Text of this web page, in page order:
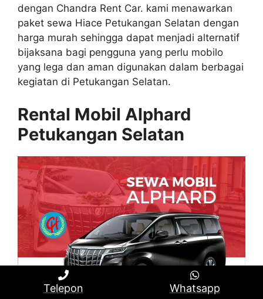
dengan Chandra Rent Car. kami menawarkan
paket sewa Hiace Petukangan Selatan dengan
harga murah sehingga dapat menjadi alternatif
bijaksana bagi pengguna yang perlu mobilo
yang lega dan aman digunakan dalam berbagai
kegiatan di Petukangan Selatan.
Rental Mobil Alphard
Petukangan Selatan
Telepon Whatsapp